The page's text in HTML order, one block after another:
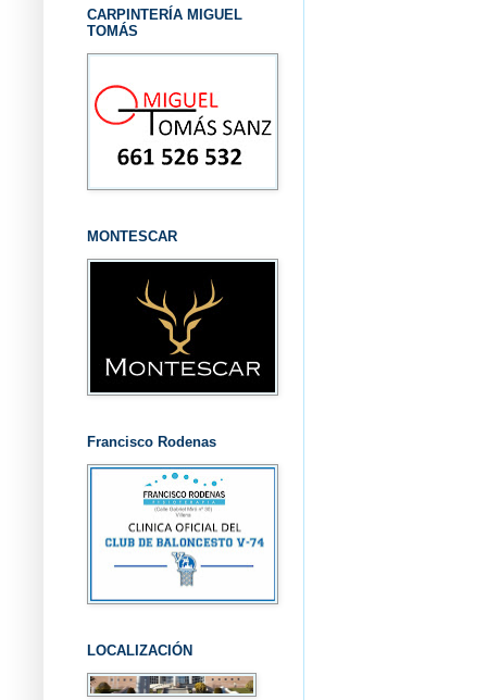
CARPINTERÍA MIGUEL
TOMÁS
MONTESCAR
Francisco Rodenas
LOCALIZACIÓN